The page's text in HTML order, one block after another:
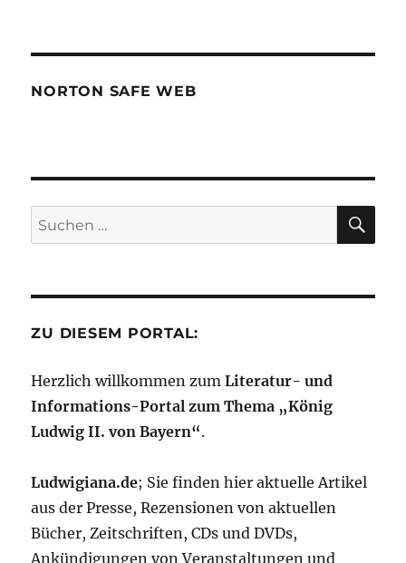
NORTON SAFE WEB
Suchen
nach:
ZU DIESEM PORTAL:
Herzlich willkommen zumLiteratur- und
Informations-Portal zum Thema „König
Ludwig II. von Bayern“.
Ludwigiana.de; Sie finden hier aktuelle Artikel
aus der Presse, Rezensionen von aktuellen
Bücher, Zeitschriften, CDs und DVDs,
Ankündigungen von Veranstaltungen und